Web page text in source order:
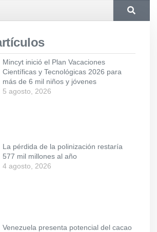
Mincyt inició el Plan Vacaciones
Científicas y Tecnológicas 2026 para
más de 6 mil niños y jóvenes
5 agosto, 2026
La pérdida de la polinización restaría
577 mil millones al año
4 agosto, 2026
Venezuela presenta potencial del cacao